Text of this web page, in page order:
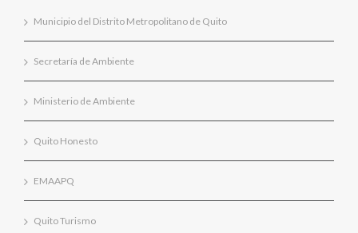
Municipio del Distrito Metropolitano de Quito
Secretaría de Ambiente
Ministerio de Ambiente
Quito Honesto
EMAAPQ
Quito Turismo